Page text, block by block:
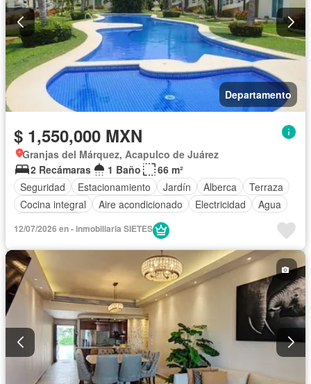
Departamento
$ 1,550,000 MXN
Granjas del Márquez, Acapulco de Juárez
2 Recámaras
1 Baño
66 m²
Seguridad
Estacionamiento Jardín Alberca
Terraza
Cocina integral
Aire acondicionado Electricidad
Agua
12/07/2026 en - inmobiliaria SIETES